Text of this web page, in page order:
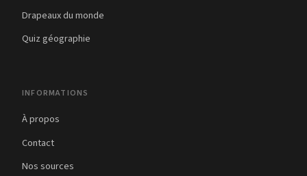
Drapeaux du monde
Quiz géographie
INFORMATIONS
À propos
Contact
Nos sources